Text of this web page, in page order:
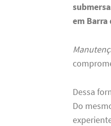
em Barra
Dessa
Do